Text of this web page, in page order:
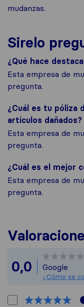
mudanzas.
Sirelo
¿Qué hace
Esta empresa de
pregunta.
¿Cuál es tu póliza
artículos dañados?
Esta empresa de
pregunta.
¿Cuál es el mejor
Esta empresa de
pregunta.
0,0
Google
¿Cómo se